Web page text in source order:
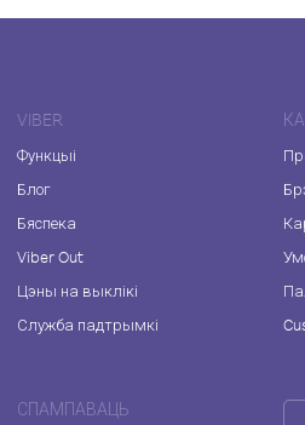
VIBER
Функцыі
Блог
Бяспека
Viber Out
Цэны на выклікі
Служба падтрымкі
СПАМПАВАЦЬ